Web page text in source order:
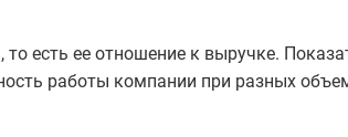
есть ее отношение к выручке.
работы компании при разных